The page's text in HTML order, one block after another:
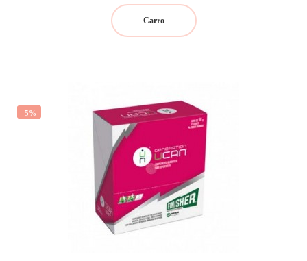
Carro
-5%